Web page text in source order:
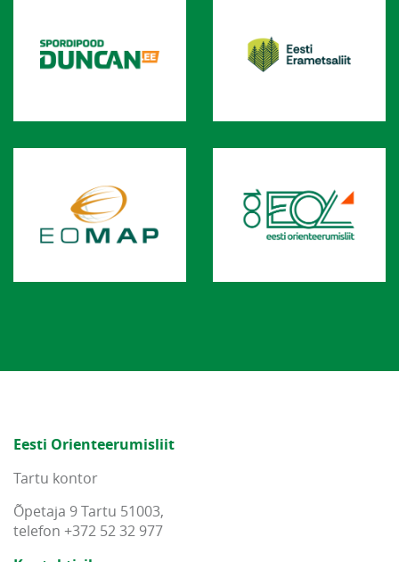
Eesti Orienteerumisliit
Tartu kontor
Õpetaja 9 Tartu 51003,
telefon +372 52 32 977